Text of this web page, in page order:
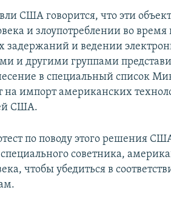
США говорится, что эти
и злоупотреблении во
задержаний и ведении
и другими группами
в специальный список
на импорт американских
США.
по поводу этого решения
советника,
чтобы убедиться в